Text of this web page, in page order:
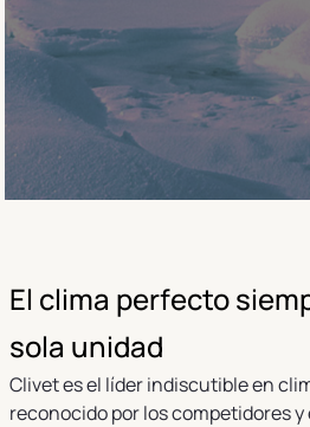
El clima perfecto
sola unidad
Clivet es el líder indiscutible en
reconocido por los competidores